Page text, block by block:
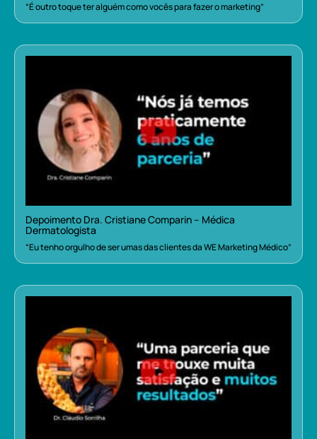
“É outro toque ter alguém como vocês para fazer o marketing”
Depoimento Dra. Cristiane Comparin – Médica
Dermatologista
“Eu tenho orgulho de ser umas das clientes da WE Marketing Médico”